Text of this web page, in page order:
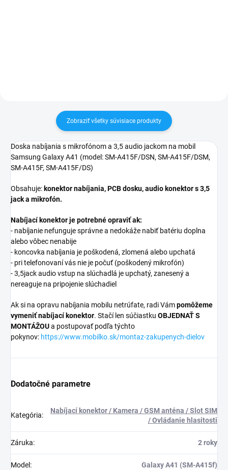
Zobraziť všetky súvisiace produkty
Doska nabíjania s mikrofónom a 3,5 audio jackom na mobil
Samsung Galaxy A41 (model: SM-A415F/DSN, SM-A415F/DSM,
SM-A415F, SM-A415F/DS)
Obsahuje: konektor nabíjania, PCB dosku, audio konektor s 3,5
jack a mikrofón.
Nabíjací konektor je potrebné opraviť ak:
- nabíjanie nefunguje správne a nedokáže nabiť batériu doplna
alebo vôbec nenabije
- koncovka nabíjania je poškodená, zlomená alebo upchatá
- pri telefonovaní vás nie je počuť (poškodený mikrofón)
- 3,5jack audio vstup na slúchadlá je upchatý, zanesený a
nereaguje na pripojenie slúchadiel
Ak si na opravu nabíjania mobilu netrúfate, radi Vámpomôžeme
vymeniť nabíjací konektor. Stačí len súčiastku OBJEDNAŤ S
MONTÁŽOUa postupovať podľa týchto
pokynov: https://www.mobilko.sk/montaz-zakupenych-dielov
Dodatočné parametre
Kategória:
Nabíjací konektor / Kamera / GSM anténa / Slot SIM
/ Ovládanie hlasitosti
Záruka: 2 roky
Model : Galaxy A41 (SM-A415f)